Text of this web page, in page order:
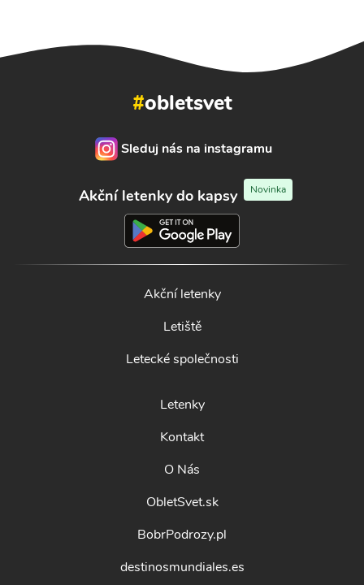
#obletsvet
Sleduj nás na instagramu
Akční letenky do kapsy Novinka
Akční letenky
Letiště
Letecké společnosti
Letenky
Kontakt
O Nás
ObletSvet.sk
BobrPodrozy.pl
destinosmundiales.es